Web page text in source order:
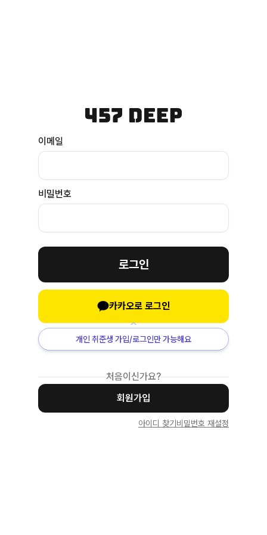
이메일
비밀번호
로그인
카카오로 로그인
개인 취준생 가입/로그인만 가능해요
처음이신가요?
회원가입
아이디 찾기 비밀번호 재설정